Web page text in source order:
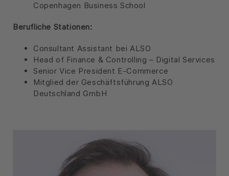
Copenhagen Business School
Berufliche Stationen:
Consultant Assistant bei ALSO
Head of Finance & Controlling – Digital Services
Senior Vice President E-Commerce
Mitglied der Geschäftsführung ALSO
Deutschland GmbH